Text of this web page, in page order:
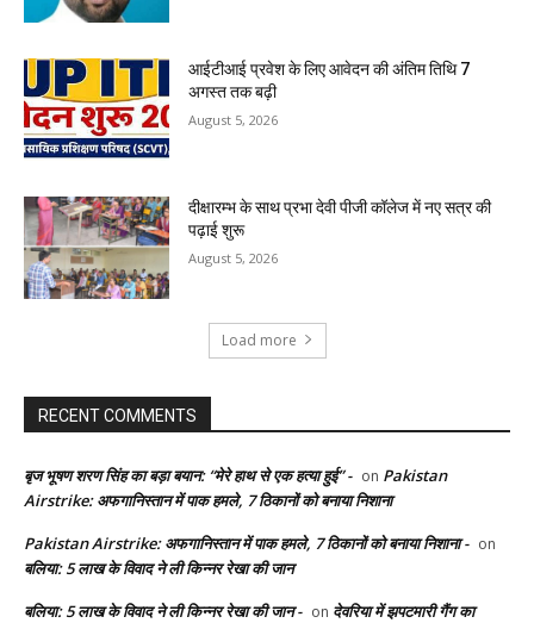
आईटीआई प्रवेश के लिए आवेदन की अंतिम तिथि 7
अगस्त तक बढ़ी
August 5, 2026
दीक्षारम्भ के साथ प्रभा देवी पीजी कॉलेज में नए सत्र की
पढ़ाई शुरू
August 5, 2026
Load more
RECENT COMMENTS
बृज भूषण शरण सिंह का बड़ा बयान: “मेरे हाथ से एक हत्या हुई” - on Pakistan
Airstrike: अफगानिस्तान में पाक हमले, 7 ठिकानों को बनाया निशाना
Pakistan Airstrike: अफगानिस्तान में पाक हमले, 7 ठिकानों को बनाया निशाना - on
बलिया: 5 लाख के विवाद ने ली किन्नर रेखा की जान
बलिया: 5 लाख के विवाद ने ली किन्नर रेखा की जान - on देवरिया में झपटमारी गैंग का